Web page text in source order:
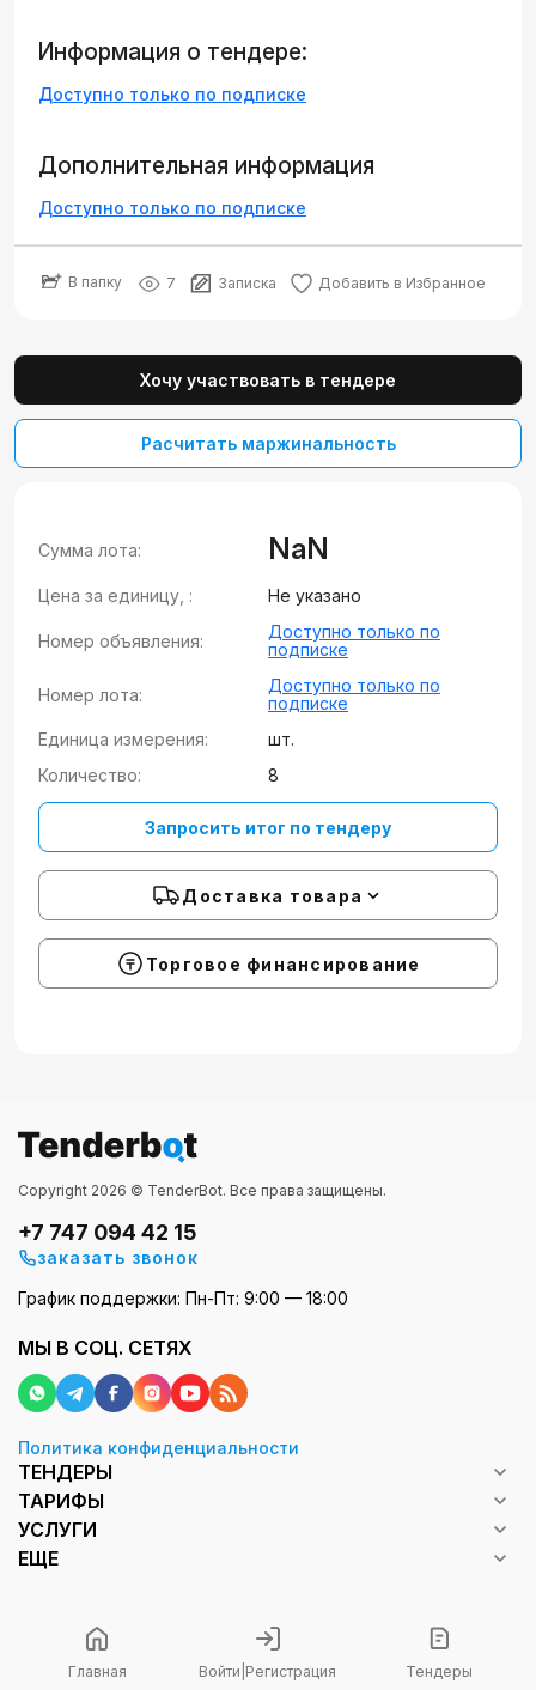
Главная Войти Регистрация Тендеры
Информация о тендере:
Доступно только по подписке
Дополнительная информация
Доступно только по подписке
В папку 7 Записка Добавить в Избранное
Хочу участвовать в тендере
Расчитать маржинальность
Сумма лота: NaN
Цена за единицу, : Не указано
Номер объявления:
Доступно только по
подписке
Номер лота:
Доступно только по
подписке
Единица измерения:
шт.
Количество:
8
Запросить итог по тендеру
Доставка товара
Торговое финансирование
Copyright 2026 © TenderBot. Все права защищены.
+7 747 094 42 15
заказать звонок
График поддержки: Пн-Пт: 9:00 — 18:00
МЫ В СОЦ. СЕТЯХ
Политика конфиденциальности
ТЕНДЕРЫ
ТАРИФЫ
УСЛУГИ
ЕЩЕ